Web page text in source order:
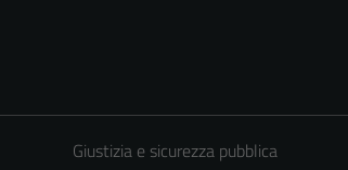
Giustizia e sicurezza pubblica